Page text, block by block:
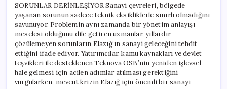
SORUNLAR DERİNLEŞİYOR Sanayi çevreleri, bölgede
yaşanan sorunun sadece teknik eksikliklerle sınırlı olmadığını
savunuyor. Problemin aynı zamanda bir yönetim anlayışı
meselesi olduğunu dile getiren uzmanlar, yıllardır
çözülemeyen sorunların Elazığ’ın sanayi geleceğini tehdit
ettiğini ifade ediyor. Yatırımcılar, kamu kaynakları ve devlet
teşvikleri ile desteklenen Teknova OSB’nin yeniden işlevsel
hale gelmesi için acilen adımlar atılması gerektiğini
vurgularken, mevcut krizin Elazığ için önemli bir sanayi